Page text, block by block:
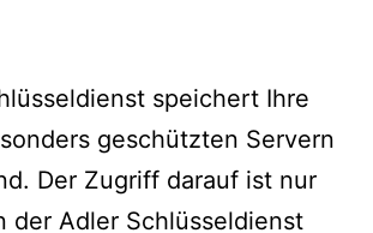
speichert Ihre
geschützten Servern
Der Zugriff darauf ist nur
der Adler Schlüsseldienst